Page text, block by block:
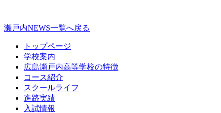
瀬戸内NEWS一覧へ戻る
トップページ
学校案内
広島瀬戸内高等学校の特徴
コース紹介
スクールライフ
進路実績
入試情報